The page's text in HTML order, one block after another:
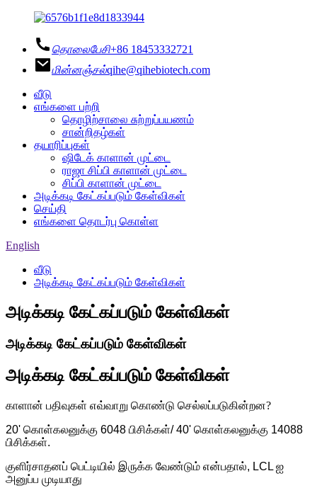
தொலைபேசி+86 18453332721
மின்னஞ்சல்qihe@qihebiotech.com
வீடு
எங்களை பற்றி
தொழிற்சாலை சுற்றுப்பயணம்
சான்றிதழ்கள்
தயாரிப்புகள்
ஷிடேக் காளான் முட்டை
ராஜா சிப்பி காளான் முட்டை
சிப்பி காளான் முட்டை
அடிக்கடி கேட்கப்படும் கேள்விகள்
செய்தி
எங்களை தொடர்பு கொள்ள
English
வீடு
அடிக்கடி கேட்கப்படும் கேள்விகள்
அடிக்கடி கேட்கப்படும் கேள்விகள்
அடிக்கடி கேட்கப்படும் கேள்விகள்
அடிக்கடி கேட்கப்படும் கேள்விகள்
காளான் பதிவுகள் எவ்வாறு கொண்டு செல்லப்படுகின்றன?
20' கொள்கலனுக்கு 6048 பிசிக்கள்/ 40' கொள்கலனுக்கு 14088
பிசிக்கள்.
குளிர்சாதனப் பெட்டியில் இருக்க வேண்டும் என்பதால், LCL ஐ
அனுப்ப முடியாது